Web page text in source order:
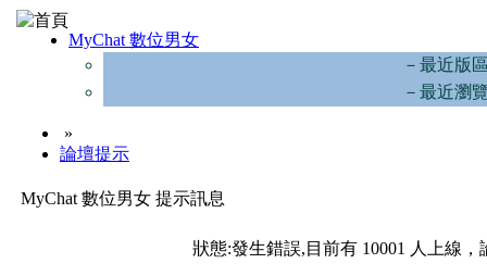
MyChat 數位男女
－最近版
－最近瀏
»
論壇提示
MyChat 數位男女 提示訊息
狀態:發生錯誤,目前有 10001 人上線